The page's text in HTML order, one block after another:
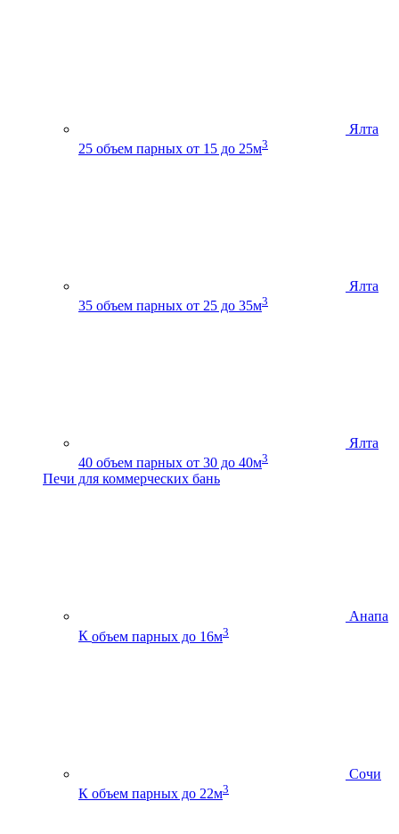
Ялта
25 объем парных от 15 до 25м3
Ялта
35 объем парных от 25 до 35м3
Ялта
40 объем парных от 30 до 40м3
Печи для коммерческих бань
Анапа
К объем парных до 16м3
Сочи
К объем парных до 22м3